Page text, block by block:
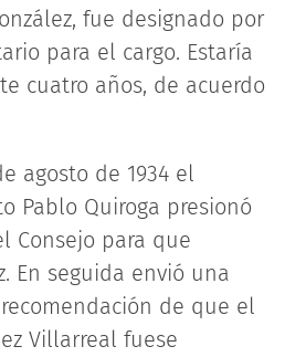
fue designado por
para el cargo. Estaría
cuatro años, de acuerdo
agosto de 1934 el
Pablo Quiroga presionó
Consejo para que
En seguida envió una
de que el
Villarreal fuese